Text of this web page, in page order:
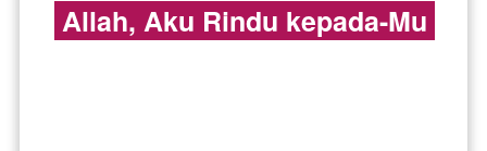
Allah, Aku Rindu kepada-Mu